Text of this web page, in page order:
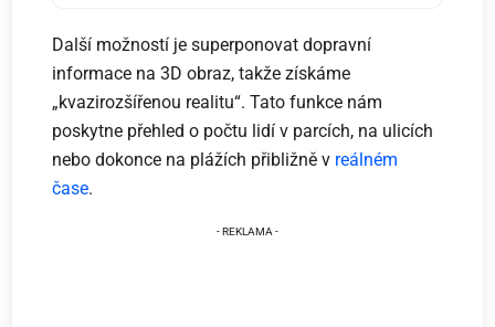
Další možností je superponovat dopravní
informace na 3D obraz, takže získáme
„kvazirozšířenou realitu“. Tato funkce nám
poskytne přehled o počtu lidí v parcích, na ulicích
nebo dokonce na plážích přibližně v reálném
čase.